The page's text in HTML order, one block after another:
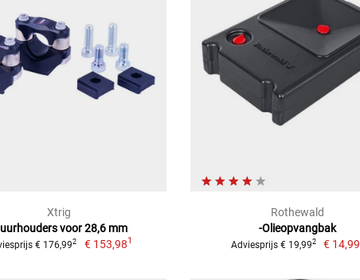
Xtrig
voor 28,6 mm
€ 176,992 € 153,981
Rothewald
-Olieopvangbak
Adviesprijs € 19,992 € 14,99